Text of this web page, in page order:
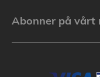
Abonner på vårt